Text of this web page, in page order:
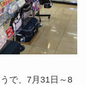
で、7月31日～8